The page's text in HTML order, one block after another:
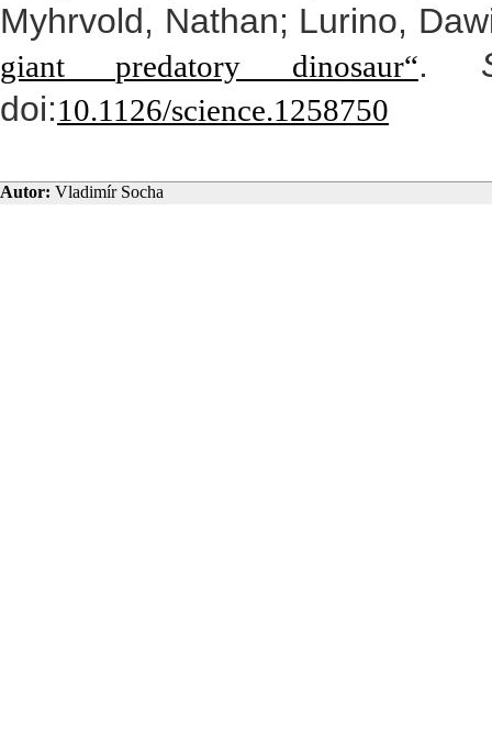
Myhrvold, Nathan; Lurino,
giant predatory dinosaur“.
doi:10.1126/science.1258750
Autor: Vladimír Socha